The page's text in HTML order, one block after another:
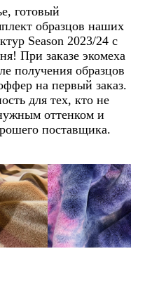
готовый
образцов наших
Season 2023/24 с
При заказе экомеха
получения образцов
на первый заказ.
для тех, кто не
оттенком и
поставщика.